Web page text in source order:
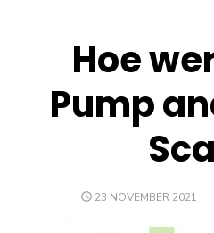
Hoe
Pump
GEPLAATST
23 NOVEMBER 2021